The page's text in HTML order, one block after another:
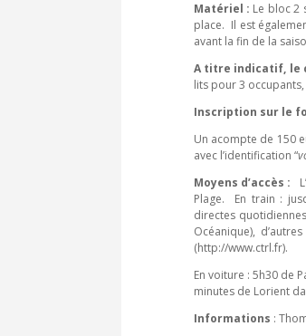
Matériel : Le bloc 2
place. Il est
avant la fin de la
A titre indicatif, le
lits pour 3
Inscription sur le
Un acompte de 150
avec l’identification “
Moyens d’accès :
Plage. En train :
directes
Océanique),
(http://www.ctrl.fr).
En voiture : 5h30 de
minutes de Lorient
Informations :